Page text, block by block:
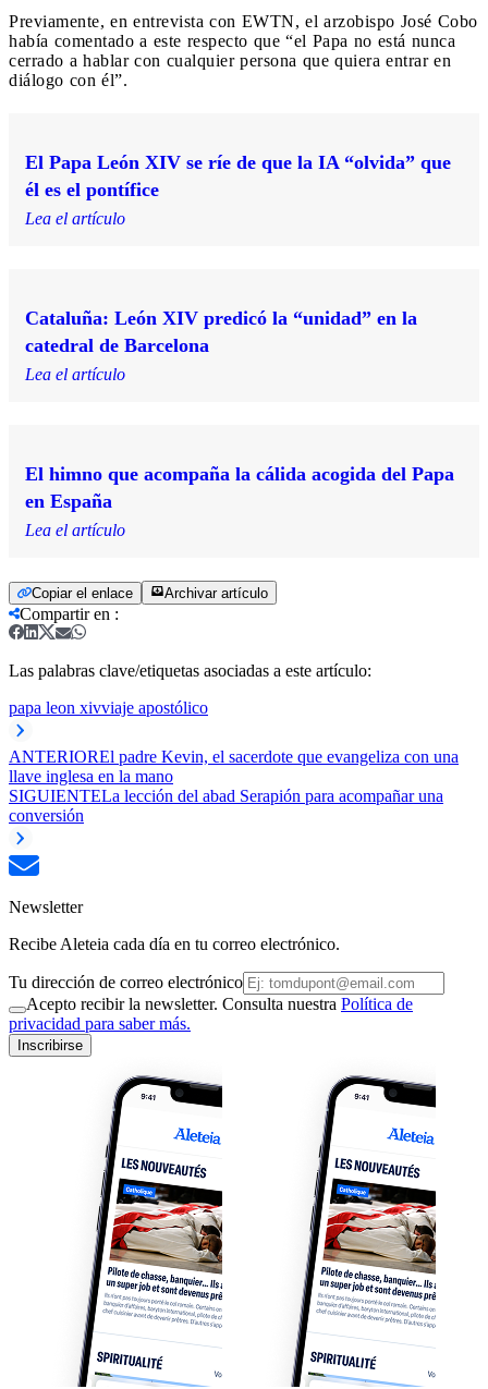
Previamente, en entrevista con EWTN, el arzobispo José Cobo
había comentado a este respecto que “el Papa no está nunca
cerrado a hablar con cualquier persona que quiera entrar en
diálogo con él”.
El Papa León XIV se ríe de que la IA “olvida” que
él es el pontífice
Lea el artículo
Cataluña: León XIV predicó la “unidad” en la
catedral de Barcelona
Lea el artículo
El himno que acompaña la cálida acogida del Papa
en España
Lea el artículo
Copiar el enlace Archivar artículo
Compartir en :
Las palabras clave/etiquetas asociadas a este artículo:
papa leon xivviaje apostólico
ANTERIOREl padre Kevin, el sacerdote que evangeliza con una
llave inglesa en la mano
SIGUIENTELa lección del abad Serapión para acompañar una
conversión
Newsletter
Recibe Aleteia cada día en tu correo electrónico.
Tu dirección de correo electrónico
Acepto recibir la newsletter. Consulta nuestra Política de
privacidad para saber más.
Inscribirse